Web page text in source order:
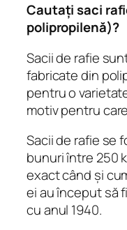
Cautaţi saci
polipropilenă)?
Sacii de rafie
fabricate din
pentru o
motiv pentru
Sacii de rafie se
bunuri între 250
exact când şi
ei au început să
cu anul 1940.